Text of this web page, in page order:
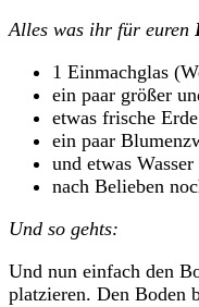
Alles was ihr für euren
1 Einmachglas
ein paar größer
etwas frische Erde
ein paar
und etwas
nach Belieben
Und so gehts:
Und nun einfach den
platzieren. Den Boden